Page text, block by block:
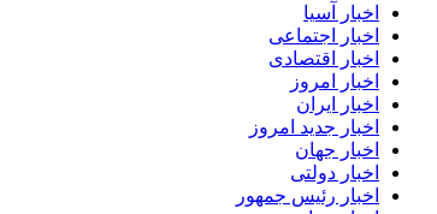
اخبار آسیا
اخبار اجتماعی
اخبار اقتصادی
اخبار امروز
اخبار ایران
اخبار جدید امروز
اخبار جهان
اخبار دولتی
اخبار رئیس جمهور